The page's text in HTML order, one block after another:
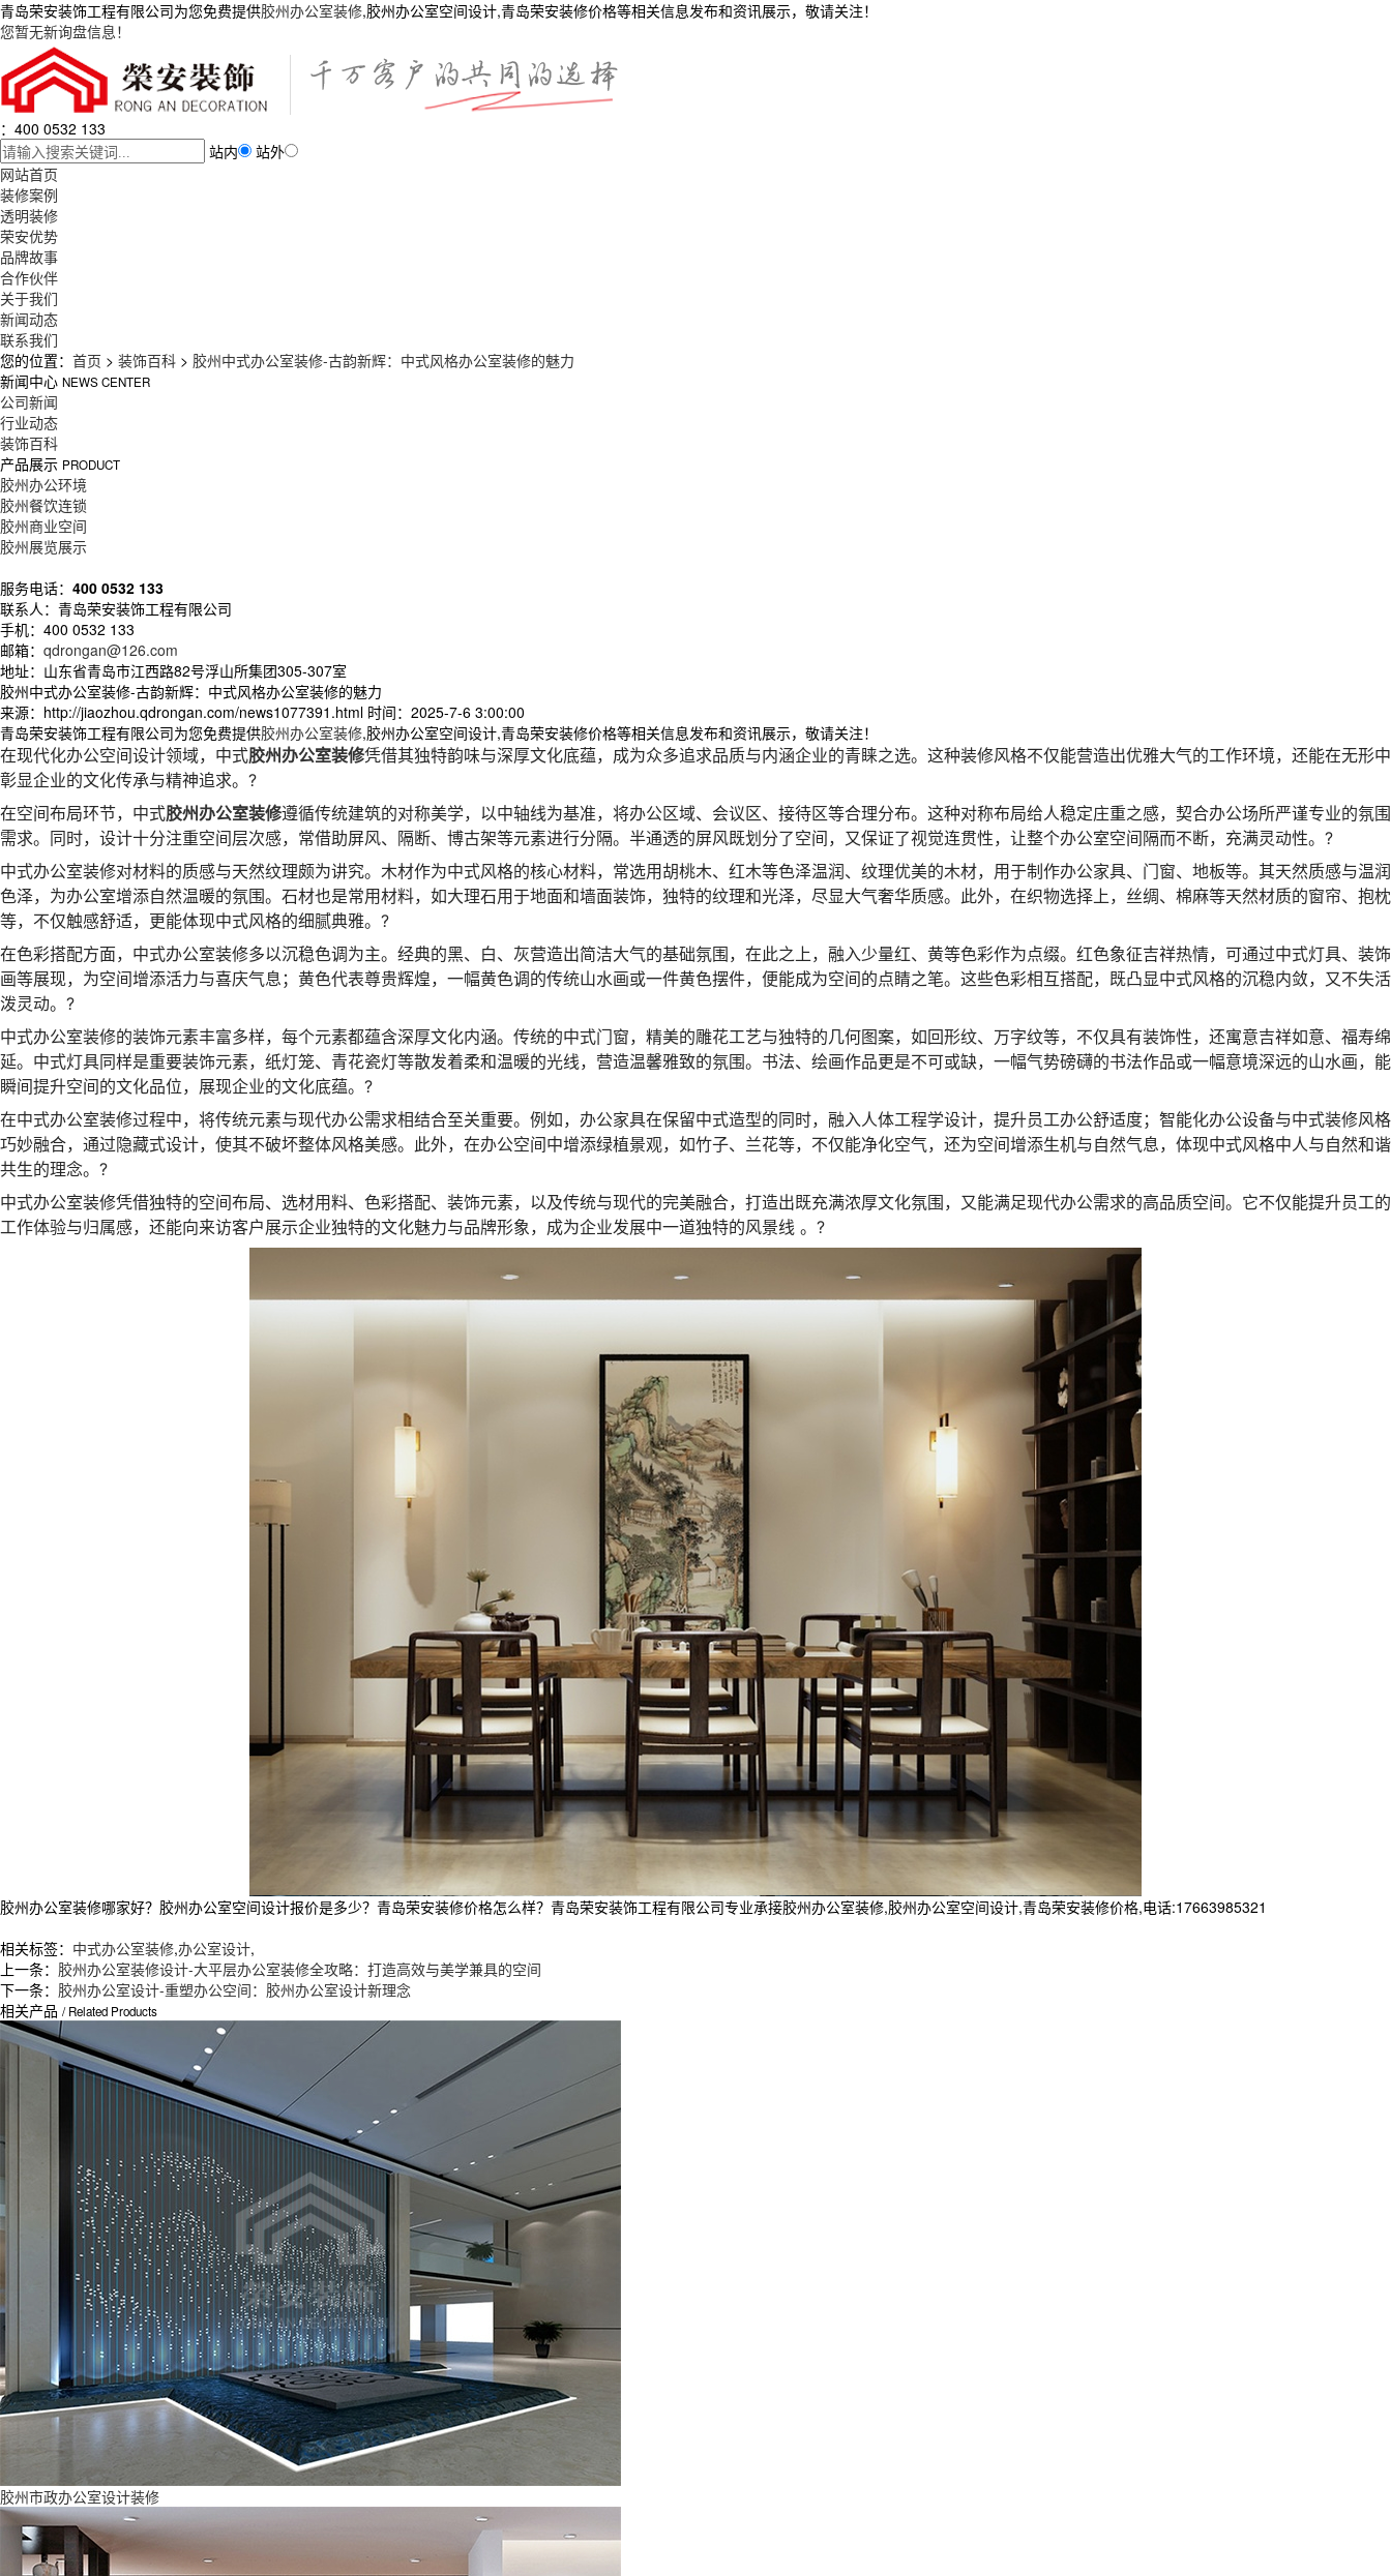
青岛荣安装饰工程有限公司为您免费提供胶州办公室装修,胶州办公室空间设计,青岛荣安装修价格等相关信息发布和资讯展示，敬请关注！
您暂无新询盘信息！
：400 0532 133
站内
站外
网站首页
装修案例
透明装修
荣安优势
品牌故事
合作伙伴
关于我们
新闻动态
联系我们
您的位置： 首页 > 装饰百科 > 胶州中式办公室装修-古韵新辉：中式风格办公室装修的魅力
新闻中心 NEWS CENTER
公司新闻
行业动态
装饰百科
产品展示 PRODUCT
胶州办公环境
胶州餐饮连锁
胶州商业空间
胶州展览展示
服务电话： 400 0532 133
联系人：青岛荣安装饰工程有限公司
手机：400 0532 133
邮箱： qdrongan@126.com
地址：山东省青岛市江西路82号浮山所集团305-307室
胶州中式办公室装修-古韵新辉：中式风格办公室装修的魅力
来源：http://jiaozhou.qdrongan.com/news1077391.html 时间：2025-7-6 3:00:00
青岛荣安装饰工程有限公司为您免费提供胶州办公室装修,胶州办公室空间设计,青岛荣安装修价格等相关信息发布和资讯展示，敬请关注！
在现代化办公空间设计领域，中式胶州办公室装修凭借其独特韵味与深厚文化底蕴，成为众多追求品质与内涵企业的青睐之选。这种装修风格不仅能营造出优雅大气的工作环境，还能在无形中
彰显企业的文化传承与精神追求。 ?
在空间布局环节，中式胶州办公室装修遵循传统建筑的对称美学，以中轴线为基准，将办公区域、会议区、接待区等合理分布。这种对称布局给人稳定庄重之感，契合办公场所严谨专业的氛围
需求。同时，设计十分注重空间层次感，常借助屏风、隔断、博古架等元素进行分隔。半通透的屏风既划分了空间，又保证了视觉连贯性，让整个办公室空间隔而不断，充满灵动性。 ?
中式办公室装修对材料的质感与天然纹理颇为讲究。木材作为中式风格的核心材料，常选用胡桃木、红木等色泽温润、纹理优美的木材，用于制作办公家具、门窗、地板等。其天然质感与温润
色泽，为办公室增添自然温暖的氛围。石材也是常用材料，如大理石用于地面和墙面装饰，独特的纹理和光泽，尽显大气奢华质感。此外，在织物选择上，丝绸、棉麻等天然材质的窗帘、抱枕
等，不仅触感舒适，更能体现中式风格的细腻典雅。 ?
在色彩搭配方面，中式办公室装修多以沉稳色调为主。经典的黑、白、灰营造出简洁大气的基础氛围，在此之上，融入少量红、黄等色彩作为点缀。红色象征吉祥热情，可通过中式灯具、装饰
画等展现，为空间增添活力与喜庆气息；黄色代表尊贵辉煌，一幅黄色调的传统山水画或一件黄色摆件，便能成为空间的点睛之笔。这些色彩相互搭配，既凸显中式风格的沉稳内敛，又不失活
泼灵动。 ?
中式办公室装修的装饰元素丰富多样，每个元素都蕴含深厚文化内涵。传统的中式门窗，精美的雕花工艺与独特的几何图案，如回形纹、万字纹等，不仅具有装饰性，还寓意吉祥如意、福寿绵
延。中式灯具同样是重要装饰元素，纸灯笼、青花瓷灯等散发着柔和温暖的光线，营造温馨雅致的氛围。书法、绘画作品更是不可或缺，一幅气势磅礴的书法作品或一幅意境深远的山水画，能
瞬间提升空间的文化品位，展现企业的文化底蕴。 ?
在中式办公室装修过程中，将传统元素与现代办公需求相结合至关重要。例如，办公家具在保留中式造型的同时，融入人体工程学设计，提升员工办公舒适度；智能化办公设备与中式装修风格
巧妙融合，通过隐藏式设计，使其不破坏整体风格美感。此外，在办公空间中增添绿植景观，如竹子、兰花等，不仅能净化空气，还为空间增添生机与自然气息，体现中式风格中人与自然和谐
共生的理念。 ?
中式办公室装修凭借独特的空间布局、选材用料、色彩搭配、装饰元素，以及传统与现代的完美融合，打造出既充满浓厚文化氛围，又能满足现代办公需求的高品质空间。它不仅能提升员工的
工作体验与归属感，还能向来访客户展示企业独特的文化魅力与品牌形象，成为企业发展中一道独特的风景线 。 ?
胶州办公室装修哪家好？胶州办公室空间设计报价是多少？青岛荣安装修价格怎么样？青岛荣安装饰工程有限公司专业承接胶州办公室装修,胶州办公室空间设计,青岛荣安装修价格,电话:17663985321
相关标签： 中式办公室装修,办公室设计,
上一条： 胶州办公室装修设计-大平层办公室装修全攻略：打造高效与美学兼具的空间
下一条： 胶州办公室设计-重塑办公空间：胶州办公室设计新理念
相关产品 / Related Products
胶州市政办公室设计装修